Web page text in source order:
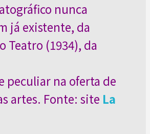
nunca
já existente, da
Teatro (1934), da
peculiar na oferta de
artes. Fonte: site La